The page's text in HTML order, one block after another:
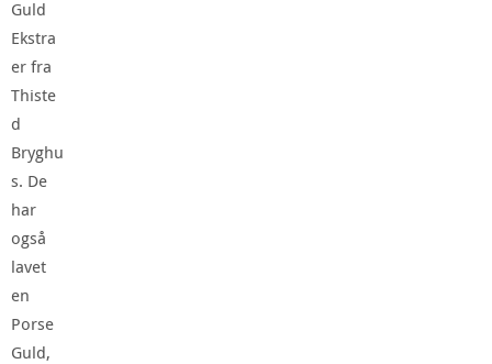
Guld
Ekstra
er fra
Thiste
d
Bryghu
s. De
har
også
lavet
en
Porse
Guld,